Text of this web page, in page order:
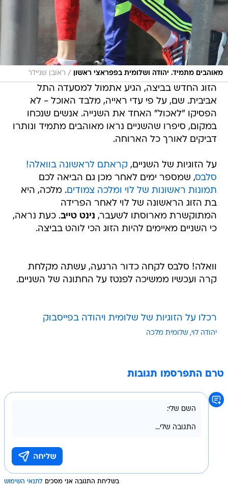
מאוהבים מתמיד. יהודה ושלומית בפפראצי ראשון / ראובן שניידר
הזוג החדש בביצה, הגיע אתמול למסעדה התל
אביבית. שם, על פי עדי ראייה, מלבד האוכל - לא
הפסיקו "לאכול" האחד את השנייה. אנשים שנכחו
במקום, סיפרו שהשניים נראו מאוהבים מתמיד ונותרו
דביקים לאורך כל הארוחה.
על הזוגיות של השניים, קראתם לראשונה בוואלה!
סלבס, שמספר ימים לאחר מכן גם הביאה לכם
תמונות ראשונות של לוי ומלכה צמודים. מלכה, היא
בת הזוג הראשונה של לוי לאחר הפרידה
המתוקשרת מארוסתו לשעבר, נינט טייב. כעת נראה,
כי השניים מאיימים להיות הזוג הכי לוהט בביצה.
וואלה! סלבס לקחה כדור הרגעה, עשתה מקלחת
קרה ועכשיו ממשיכה לפנטז על החתונה של השניים.
רכלו על הזוגיות של שלומית ויהודה בפייסבוק
יהודה לוי שלומית מלכה
טרם התפרסמו תגובות
בשליחת התגובה אני מסכים לתנאי השימוש